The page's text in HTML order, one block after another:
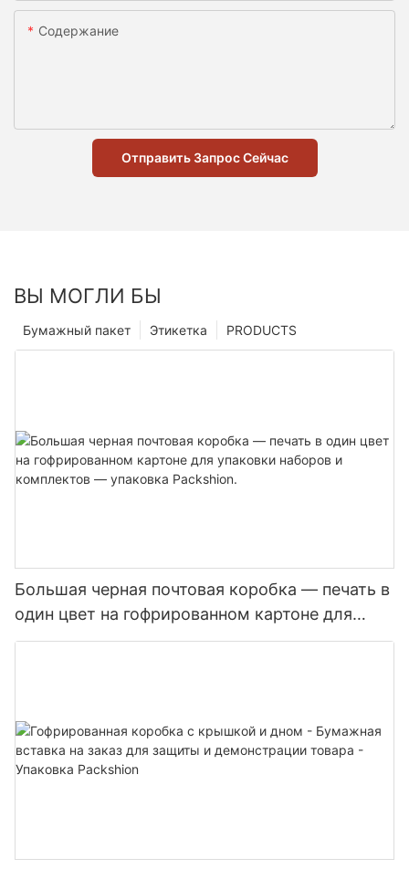
Содержание
Отправить Запрос Сейчас
ВЫ МОГЛИ БЫ
PRODUCTS
Этикетка
Бумажный пакет
Большая черная почтовая коробка — печать в
один цвет на гофрированном картоне для
упаковки наборов и комплектов — упаковка